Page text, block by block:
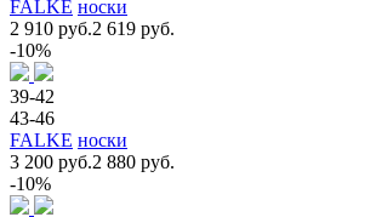
FALKE носки
2 910 руб.2 619 руб.
-10%
39-42
43-46
FALKE носки
3 200 руб.2 880 руб.
-10%